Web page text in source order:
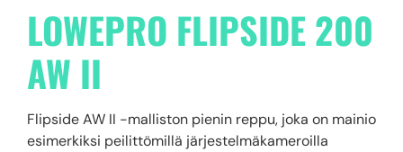
LOWEPRO FLIPSIDE 200
AW II
Flipside AW II -malliston pienin reppu, joka on mainio
esimerkiksi peilittömillä järjestelmäkameroilla